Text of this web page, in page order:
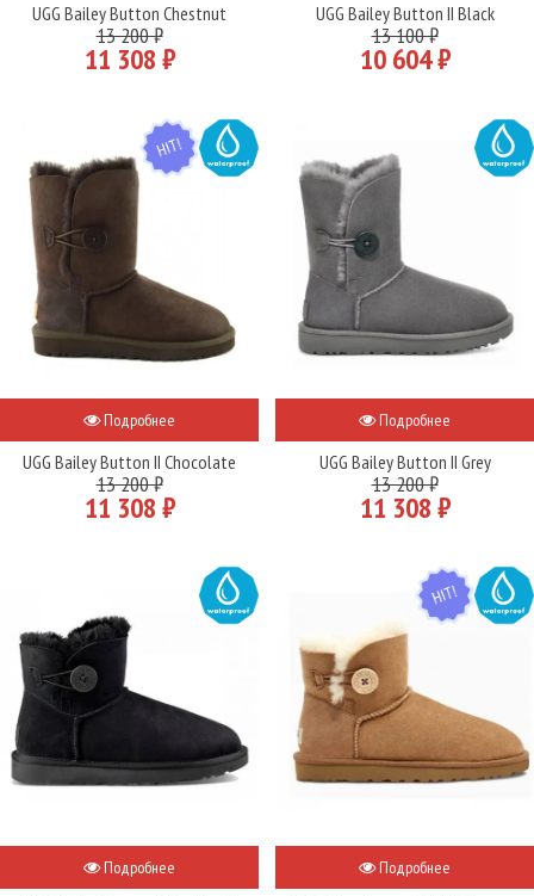
UGG Bailey Button Chestnut
13 200 ₽
11 308 ₽
UGG Bailey Button II Black
13 100 ₽
10 604 ₽
HIT WATER
Подробнее
UGG Bailey Button II Chocolate
13 200 ₽
11 308 ₽
WATER
Подробнее
UGG Bailey Button II Grey
13 200 ₽
11 308 ₽
WATER
Подробнее
HIT WATER
Подробнее